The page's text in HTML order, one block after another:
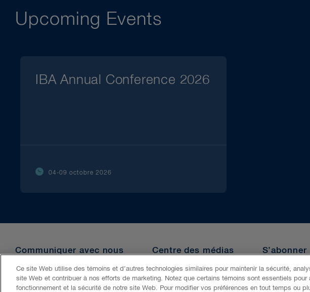
Upcoming Events
IBA Annual Conference 2026
04-09 octobre 2026
Communiquer avec nous Centre des médias S’abonner
Politique de confidentialité
Ce site Web utilise des témoins et d’autres technologies similaires pour maintenir la sécurité,
site Web et contribuer à nos efforts de marketing. Notez que certains témoins sont essentiels pour
fonctionnement et la sécurité de notre site Web. Pour modifier vos préférences en tout temps ou